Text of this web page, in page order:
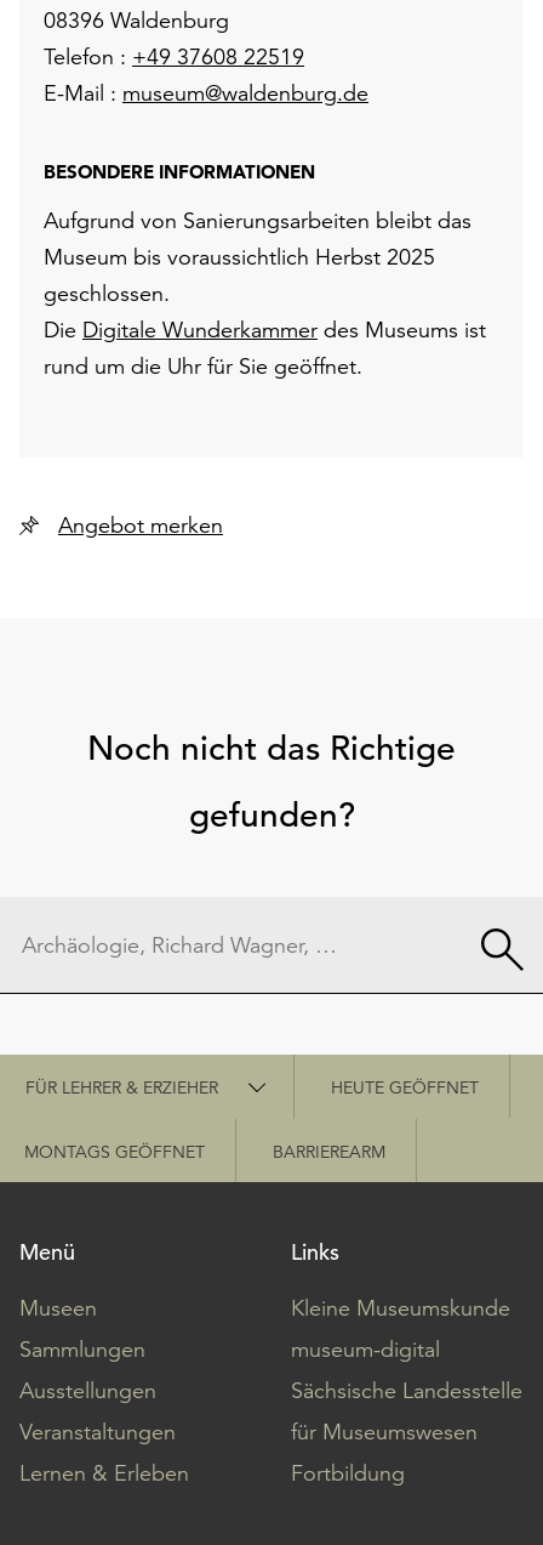
08396 Waldenburg
Telefon : +49 37608 22519
E-Mail : museum@waldenburg.de
BESONDERE INFORMATIONEN
Aufgrund von Sanierungsarbeiten bleibt das
Museum bis voraussichtlich Herbst 2025
geschlossen.
Die Digitale Wunderkammer des Museums ist
rund um die Uhr für Sie geöffnet.
Angebot merken
Noch nicht das Richtige
gefunden?
Schnellzugriff
FÜR LEHRER & ERZIEHER HEUTE GEÖFFNET
MONTAGS GEÖFFNET BARRIEREARM
Menü
Museen
Sammlungen
Ausstellungen
Veranstaltungen
Lernen & Erleben
Links
Kleine Museumskunde
museum-digital
Sächsische Landesstelle
für Museumswesen
Fortbildung